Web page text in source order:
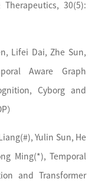
Therapeutics, 30(5):
Lifei Dai, Zhe Sun,
Aware Graph
Cyborg and
）
Yulin Sun, He
Ming(*), Temporal
and Transformer